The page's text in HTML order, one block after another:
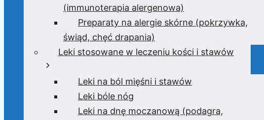
(immunoterapia alergenowa)
Preparaty na alergie skórne (pokrzywka,
świąd, chęć drapania)
Leki stosowane w leczeniu kości i stawów
Leki na ból mięśni i stawów
Leki bóle nóg
Leki na dnę moczanową (podagra,